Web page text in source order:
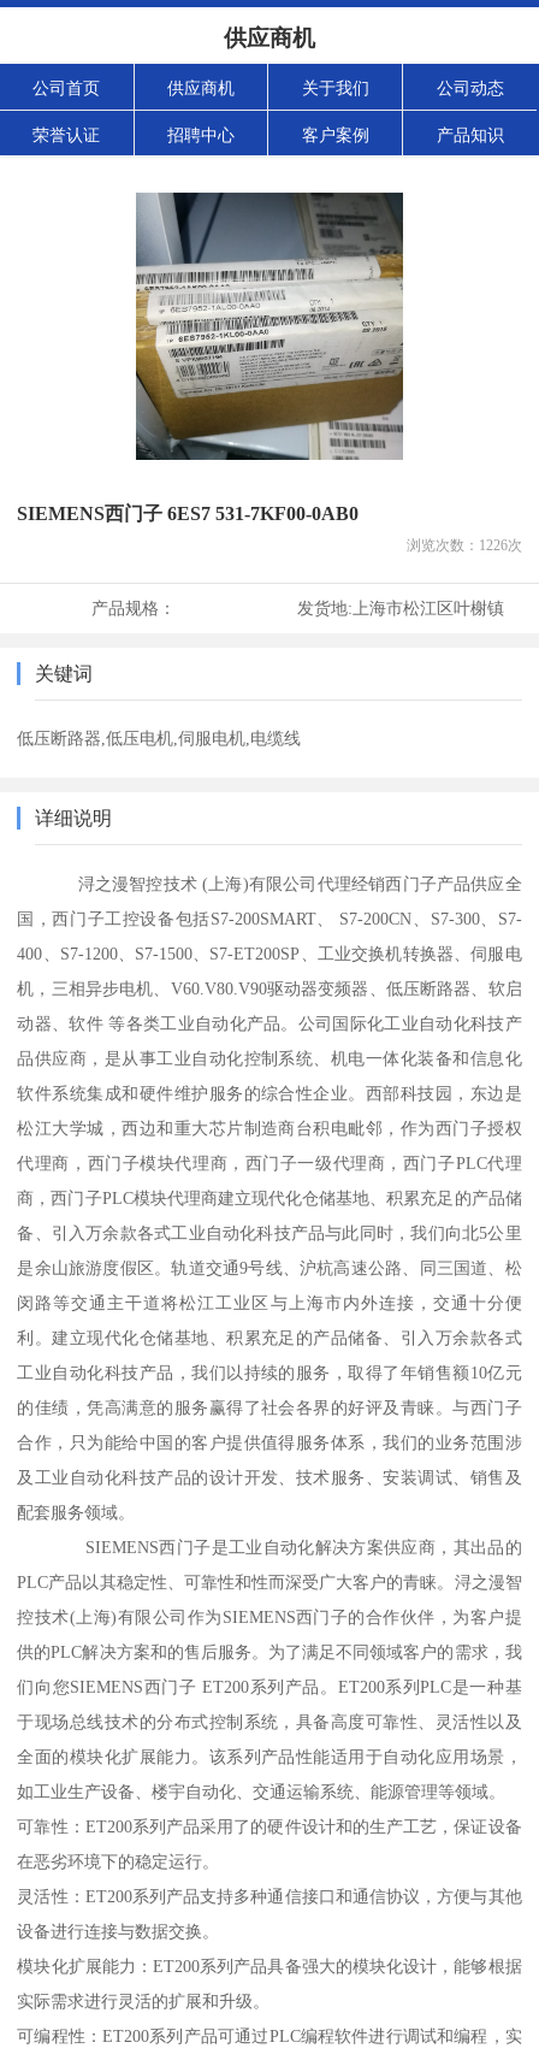
供应商机
公司首页 供应商机 关于我们 公司动态
荣誉认证 招聘中心 客户案例 产品知识
SIEMENS西门子 6ES7 531-7KF00-0AB0
浏览次数： 1226次
产品规格： 发货地: 上海市松江区叶榭镇
关键词
低压断路器,低压电机,伺服电机,电缆线
详细说明
浔之漫智控技术 (上海)有限公司代理经销西门子产品供应全
国，西门子工控设备包括S7-200SMART、 S7-200CN、S7-300、S7-
400、S7-1200、S7-1500、S7-ET200SP、工业交换机转换器、伺服电
机，三相异步电机、V60.V80.V90驱动器变频器、低压断路器、软启
动器、软件 等各类工业自动化产品。公司国际化工业自动化科技产
品供应商，是从事工业自动化控制系统、机电一体化装备和信息化
软件系统集成和硬件维护服务的综合性企业。西部科技园，东边是
松江大学城，西边和重大芯片制造商台积电毗邻，作为西门子授权
代理商，西门子模块代理商，西门子一级代理商，西门子PLC代理
商，西门子PLC模块代理商建立现代化仓储基地、积累充足的产品储
备、引入万余款各式工业自动化科技产品与此同时，我们向北5公里
是余山旅游度假区。轨道交通9号线、沪杭高速公路、同三国道、松
闵路等交通主干道将松江工业区与上海市内外连接，交通十分便
利。建立现代化仓储基地、积累充足的产品储备、引入万余款各式
工业自动化科技产品，我们以持续的服务，取得了年销售额10亿元
的佳绩，凭高满意的服务赢得了社会各界的好评及青睐。与西门子
合作，只为能给中国的客户提供值得服务体系，我们的业务范围涉
及工业自动化科技产品的设计开发、技术服务、安装调试、销售及
配套服务领域。
SIEMENS西门子是工业自动化解决方案供应商，其出品的
PLC产品以其稳定性、可靠性和性而深受广大客户的青睐。浔之漫智
控技术(上海)有限公司作为SIEMENS西门子的合作伙伴，为客户提
供的PLC解决方案和的售后服务。为了满足不同领域客户的需求，我
们向您SIEMENS西门子 ET200系列产品。ET200系列PLC是一种基
于现场总线技术的分布式控制系统，具备高度可靠性、灵活性以及
全面的模块化扩展能力。该系列产品性能适用于自动化应用场景，
如工业生产设备、楼宇自动化、交通运输系统、能源管理等领域。
可靠性：ET200系列产品采用了的硬件设计和的生产工艺，保证设备
在恶劣环境下的稳定运行。
灵活性：ET200系列产品支持多种通信接口和通信协议，方便与其他
设备进行连接与数据交换。
模块化扩展能力：ET200系列产品具备强大的模块化设计，能够根据
实际需求进行灵活的扩展和升级。
可编程性：ET200系列产品可通过PLC编程软件进行调试和编程，实